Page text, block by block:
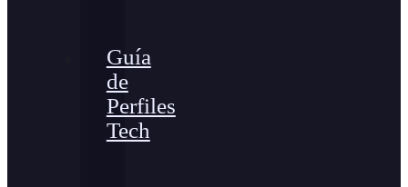
Guía
de
Perfiles
Tech